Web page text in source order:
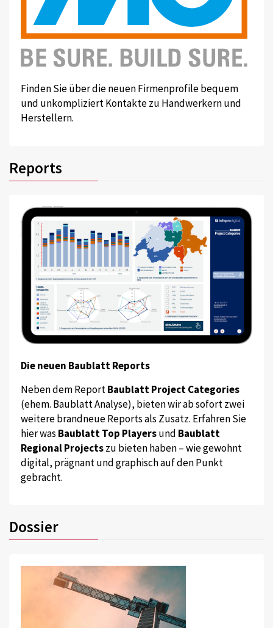
Finden Sie über die neuen Firmenprofile bequem
und unkompliziert Kontakte zu Handwerkern und
Herstellern.
Reports
Die neuen Baublatt Reports
Neben dem ReportBaublatt Project Categories
(ehem. Baublatt Analyse), bieten wir ab sofort zwei
weitere brandneue Reports als Zusatz. Erfahren Sie
hier was Baublatt Top Playersund Baublatt
Regional Projectszu bieten haben – wie gewohnt
digital, prägnant und graphisch auf den Punkt
gebracht.
Dossier